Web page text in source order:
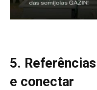
5.
e conectar